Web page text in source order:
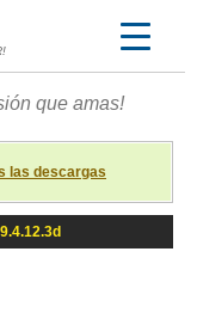
que amas!
las descargas